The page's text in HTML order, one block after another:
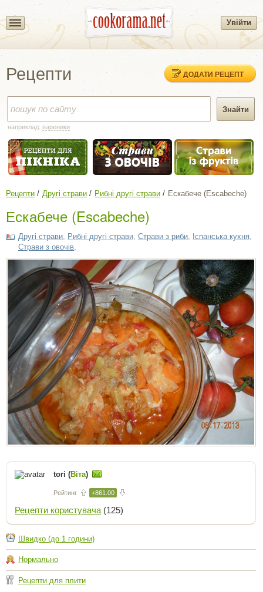
Увійти
Рецепти ДОДАТИ РЕЦЕПТ
наприклад: вареники
Рецепти Другі страви Рибні другі страви Ескабече (Escabeche)
Ескабече (Escabeche)
Другі страви Рибні другі страви Страви з риби Іспанська кухня
Страви з овочів
tori (Віта)
Рейтинг +861.00
Рецепти користувача (125)
Швидко (до 1 години)
Нормально
Рецепти для плити